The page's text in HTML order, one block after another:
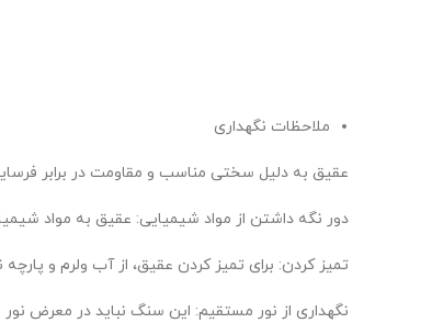
ملاحظات نگهداری
عقیق به دلیل سختی مناسب و مقاومت در برابر
دور نگه داشتن از مواد شیمیایی: عقیق به مواد
تمیز کردن: برای تمیز کردن عقیق، از آب ولرم و
نگهداری از نور مستقیم: این سنگ نباید در معرض